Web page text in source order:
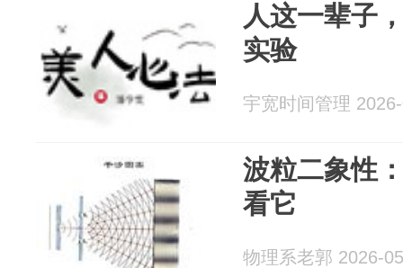
人这一辈子
实验
宇宽时间管理
波粒二象性
看它
物理系老郭 2026-